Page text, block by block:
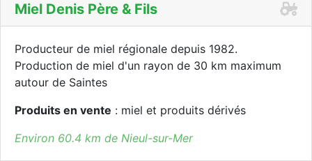
Miel Denis Père & Fils
Producteur de miel régionale depuis 1982.
Production de miel d'un rayon de 30 km maximum
autour de Saintes
Produits en vente : miel et produits dérivés
Environ 60.4 km de Nieul-sur-Mer